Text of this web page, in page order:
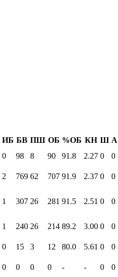
ИБ БВ ПШ ОБ %ОБ КН Ш А
0 98 8 90 91.8 2.27 0
0
2 769 62 707 91.9 2.37 0
0
1 307 26 281 91.5 2.51 0 0
1 240 26 214 89.2 3.00 0
0
0 15 3 12 80.0 5.61 0
0
0 0 0 0 - - 0
0